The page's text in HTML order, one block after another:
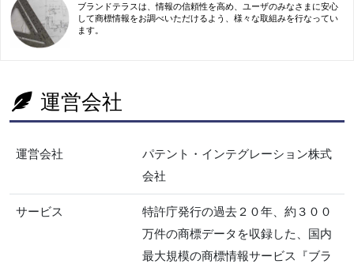
ブランドテラスは、情報の信頼性を高め、ユーザのみなさまに安心
して商標情報をお調べいただけるよう、様々な取組みを行なってい
ます。
運営会社
運営会社
パテント・インテグレーション株式
会社
サービス
特許庁発行の過去２０年、約３００
万件の商標データを収録した、国内
最大規模の商標情報サービス『ブラ